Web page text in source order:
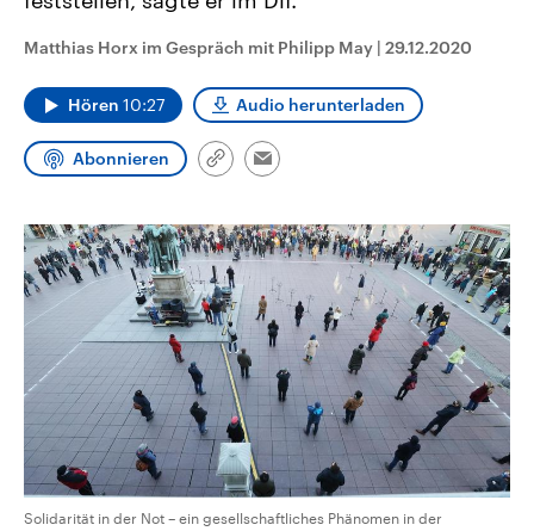
und Hintergründe zu den Parteien
und Kandidaten der anstehenden
Sendungen Programm Podcasts
Audio-Archiv
Matthias Horx im Gespräch mit Philipp May | 29.12.2020
Hören 10:27 Audio herunterladen
Abonnieren
Link
Email
Solidarität in der Not – ein gesellschaftliches Phänomen in der